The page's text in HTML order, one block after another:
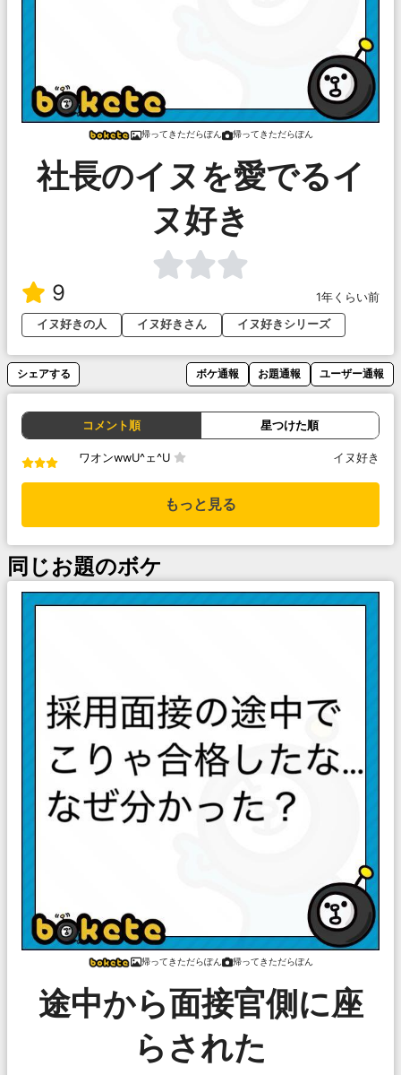
帰ってきただらぽん 帰ってきただらぽん
社長のイヌを愛でるイ
ヌ好き
9
1年くらい前
イヌ好きの人
イヌ好きさん イヌ好きシリーズ
シェアする ボケ通報 お題通報 ユーザー通報
コメント順 星つけた順
ワオンwwU^ェ^U イヌ好き
もっと見る
同じお題のボケ
帰ってきただらぽん 帰ってきただらぽん
途中から面接官側に座
らされた